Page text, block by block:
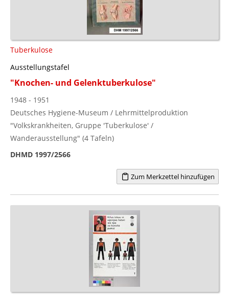
Tuberkulose
Ausstellungstafel
"Knochen- und Gelenktuberkulose"
1948 - 1951
Deutsches Hygiene-Museum / Lehrmittelproduktion
"Volkskrankheiten, Gruppe 'Tuberkulose' /
Wanderausstellung" (4 Tafeln)
DHMD 1997/2566
Zum Merkzettel hinzufügen